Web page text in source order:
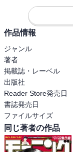
作品情報
ジャンル
著者
掲載誌・レーベル
出版社
Reader Store発売日
書誌発売日
ファイルサイズ
同じ著者の作品